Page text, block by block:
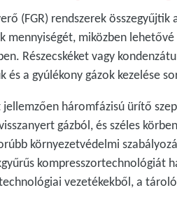
(FGR) rendszerek
mennyiségét, miközben
Részecskéket vagy
és a gyúlékony gázok kezelése
jellemzően háromfázisú ürítő
gázból, és széles
környezetvédelmi
kompresszortechnológiát
vezetékekből, a